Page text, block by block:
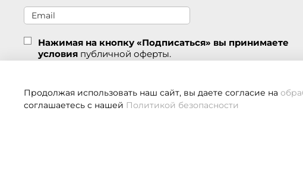
Нажимая на кнопку «Подписаться» вы принимаете
условия публичной оферты.
Продолжая использовать наш сайт, вы даете согласие на
соглашаетесь с нашей Политикой безопасности